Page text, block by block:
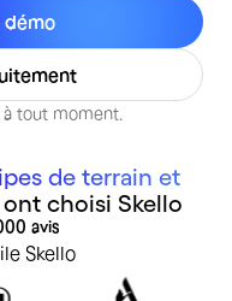
démo
à tout moment.
de terrain et
choisi Skello
avis